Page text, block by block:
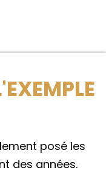
posé les
des années.